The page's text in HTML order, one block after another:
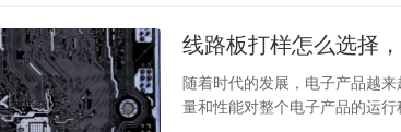
线路板打样怎么选择
随着时代的发展，电子产品越
量和性能对整个电子产品的运